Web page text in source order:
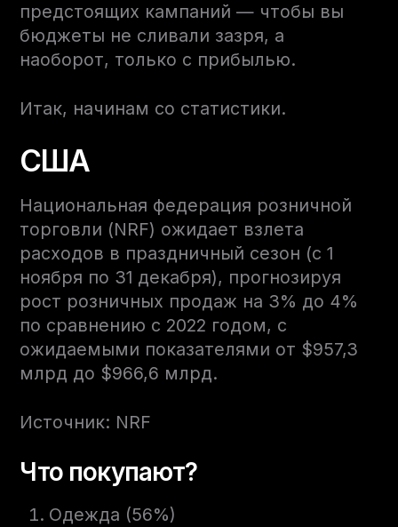
предстоящих кампаний — чтобы вы
бюджеты не сливали зазря, а
наоборот, только с прибылью.
Итак, начинам со статистики.
США
Национальная федерация розничной
торговли (NRF) ожидает взлета
расходов в праздничный сезон (с 1
ноября по 31 декабря), прогнозируя
рост розничных продаж на 3% до 4%
по сравнению с 2022 годом, с
ожидаемыми показателями от $957,3
млрд до $966,6 млрд.
Источник: NRF
Что покупают?
Одежда (56%)